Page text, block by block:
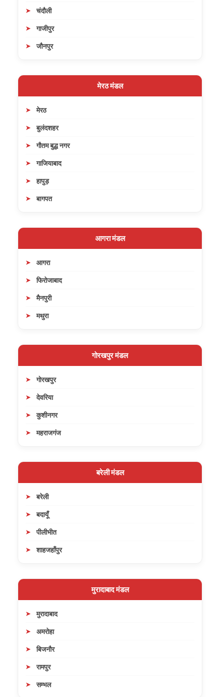
चंदौली
गाजीपुर
जौनपुर
मेरठ मंडल
मेरठ
बुलंदशहर
गौतम बुद्ध नगर
गाजियाबाद
हापुड़
बागपत
आगरा मंडल
आगरा
फिरोजाबाद
मैनपुरी
मथुरा
गोरखपुर मंडल
गोरखपुर
देवरिया
कुशीनगर
महराजगंज
बरेली मंडल
बरेली
बदायूँ
पीलीभीत
शाहजहाँपुर
मुरादाबाद मंडल
मुरादाबाद
अमरोहा
बिजनौर
रामपुर
सम्भल